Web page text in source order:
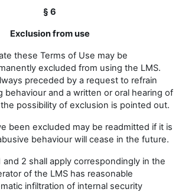
§ 6
Exclusion from use
these Terms of Use may be
excluded from using the LMS.
preceded by a request to refrain
behaviour and a written or oral hearing of
possibility of exclusion is pointed out.
been excluded may be readmitted if it is
behaviour will cease in the future.
and 2 shall apply correspondingly in the
of the LMS has reasonable
infiltration of internal security